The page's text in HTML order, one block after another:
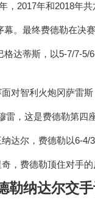
2017年和2018年共
。最终费德勒在决
达蒂斯，以5-7/7-
对智利火炮冈萨雷
，这是费德勒第四
达尔，费德勒以6-4/
，费德勒顶住对手的
勒纳达尔交手